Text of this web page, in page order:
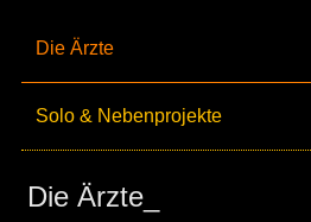
Die Ärzte
Solo & Nebenprojekte
Die Ärzte_